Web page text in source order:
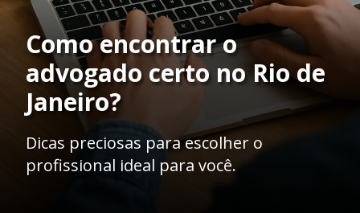
Como encontrar o
advogado certo no Rio de
Janeiro?
Dicas preciosas para escolher o
profissional ideal para você.